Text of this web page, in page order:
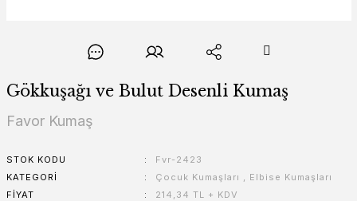
Gökkuşağı ve Bulut Desenli Kumaş
Favor Kumaş
STOK KODU
Fvr-2423
KATEGORI
Çocuk Kumaşları , Elbise Kumaşları
FIYAT
214,34 TL + KDV